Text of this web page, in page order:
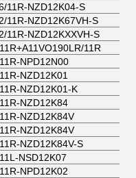
11R-NZD12K04-S
11R-NZD12K67VH-S
11R-NZD12KXXVH-S
11R
NPD12N00
NZD12K01
NZD12K01-K
NZD12K84
NZD12K84V
NZD12K84V
NZD12K84V-S
NSD12K07
NPD12K02